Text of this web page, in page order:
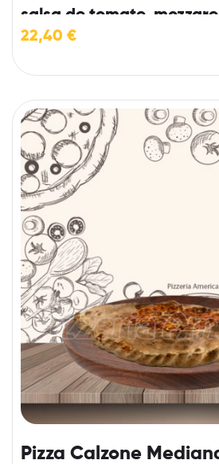
salsa de tomate,
ingredientes a elegir.
22,40 €
Pizza Calzone